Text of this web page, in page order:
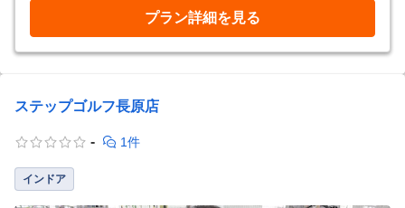
プラン詳細を見る
ステップゴルフ長原店
- 1件
インドア